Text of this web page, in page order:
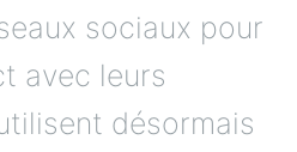
sociaux pour
avec leurs
désormais